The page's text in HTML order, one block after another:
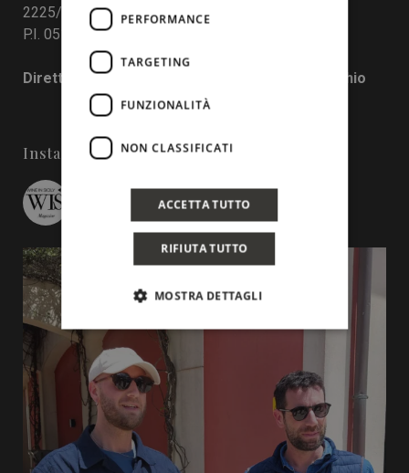
2225/2017
P.I. 05130190829
Direttore responsabile: Francesco Pensovecchio
Instagram
PERFORMANCE
TARGETING
FUNZIONALITÀ
NON CLASSIFICATI
ACCETTA TUTTO
RIFIUTA TUTTO
MOSTRA DETTAGLI